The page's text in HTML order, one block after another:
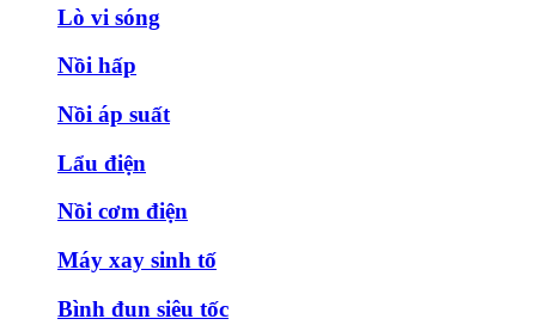
Lò vi sóng
Nồi hấp
Nồi áp suất
Lẩu điện
Nồi cơm điện
Máy xay sinh tố
Bình đun siêu tốc